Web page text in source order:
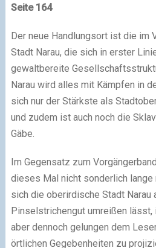
Seite 164
Der neue Handlungsort ist die im
Stadt Narau, die sich in erster
gewaltbereite
Narau wird alles mit Kämpfen in
sich nur der Stärkste als
und zudem ist auch noch die
Gäbe.
Im Gegensatz zum
dieses Mal nicht sonderlich lange
sich die oberirdische Stadt Narau
Pinselstrichengut umreißen
aber dennoch gelungen dem
örtlichen Gegebenheiten zu